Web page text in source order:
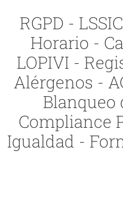
RGPD -
Horario -
LOPIVI -
Alérgenos -
Blanqueo
Compliance
Igualdad -